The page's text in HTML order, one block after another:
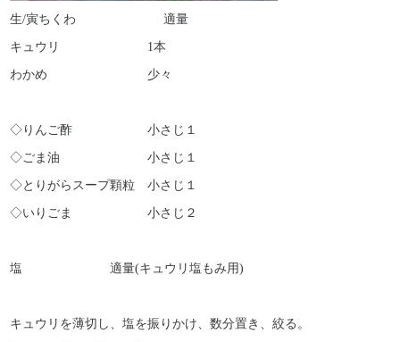
生/寅ちくわ 適量
キュウリ 1本
わかめ 少々
◇りんご酢 小さじ１
◇ごま油 小さじ１
◇とりがらスープ顆粒 小さじ１
◇いりごま 小さじ２
塩 適量(キュウリ塩もみ用)
キュウリを薄切し、塩を振りかけ、数分置き、絞る。